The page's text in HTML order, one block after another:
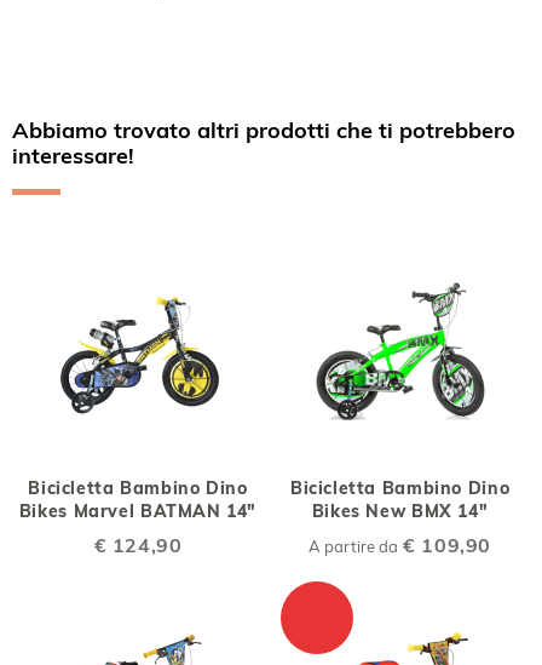
Abbiamo trovato altri prodotti che ti potrebbero
interessare!
Bicicletta Bambino Dino
Bikes Marvel BATMAN 14"
€ 124,90
Bicicletta Bambino Dino
Bikes New BMX 14"
A partire da € 109,90